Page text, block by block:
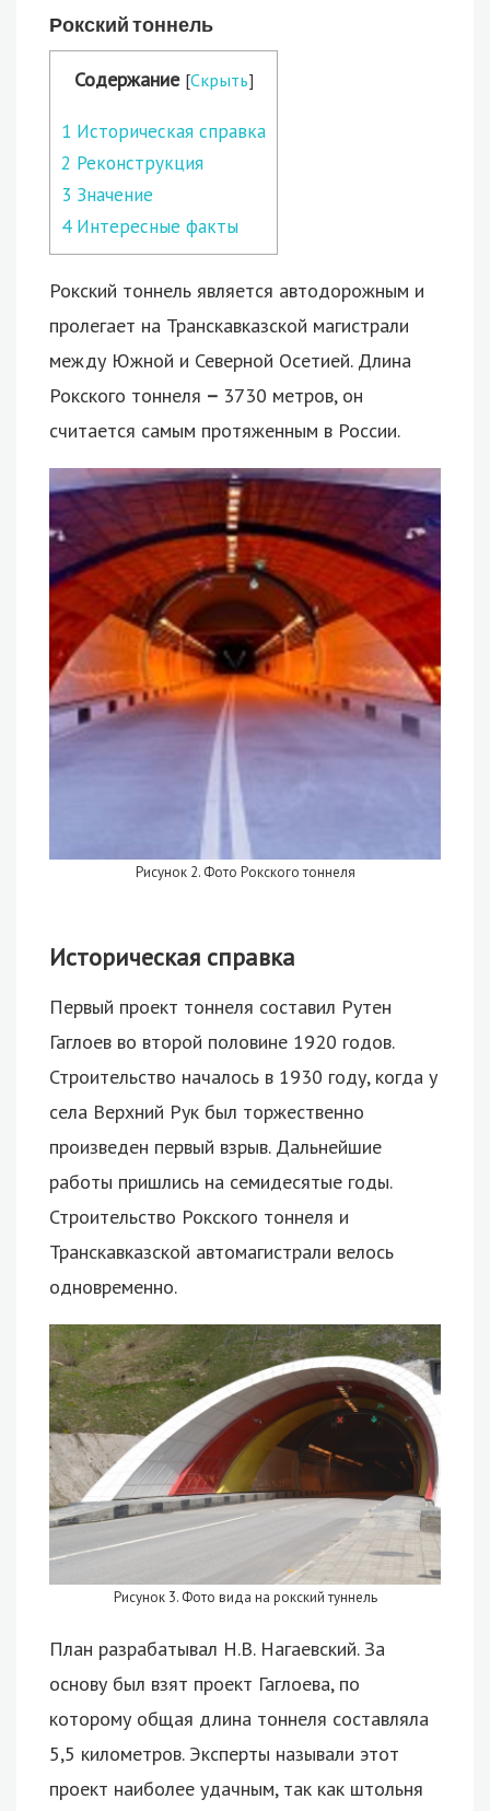
Рокский тоннель
Содержание [Скрыть]
1 Историческая справка
2 Реконструкция
3 Значение
4Интересные факты
Рокский тоннель является автодорожным и
пролегает на Транскавказской магистрали
между Южной и Северной Осетией. Длина
Рокского тоннеля – 3730 метров, он
считается самым протяженным в России.
Рисунок 2. Фото Рокского тоннеля
Историческая справка
Первый проект тоннеля составил Рутен
Гаглоев во второй половине 1920 годов.
Строительство началось в 1930 году, когда у
села Верхний Рук был торжественно
произведен первый взрыв. Дальнейшие
работы пришлись на семидесятые годы.
Строительство Рокского тоннеля и
Транскавказской автомагистрали велось
одновременно.
Рисунок 3. Фото вида на рокский туннель
План разрабатывал Н.В. Нагаевский. За
основу был взят проект Гаглоева, по
которому общая длина тоннеля составляла
5,5 километров. Эксперты называли этот
проект наиболее удачным, так как штольня